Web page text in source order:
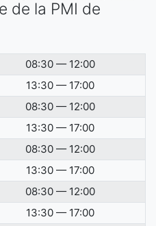
de la PMI de
08:30 — 12:00
13:30 — 17:00
08:30 — 12:00
13:30 — 17:00
08:30 — 12:00
13:30 — 17:00
08:30 — 12:00
13:30 — 17:00